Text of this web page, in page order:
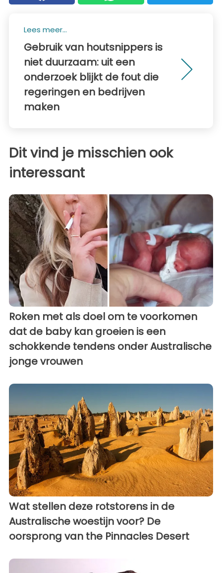
Lees meer...
Gebruik van houtsnippers is
niet duurzaam: uit een
onderzoek blijkt de fout die
regeringen en bedrijven
maken
Dit vind je misschien ook
interessant
Roken met als doel om te voorkomen
dat de baby kan groeien is een
schokkende tendens onder Australische
jonge vrouwen
Wat stellen deze rotstorens in de
Australische woestijn voor? De
oorsprong van the Pinnacles Desert